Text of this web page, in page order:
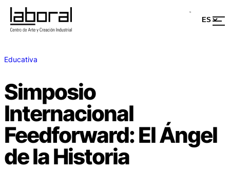
Educativa
Simposio
Internacional
Feedforward: El Ángel
de la Historia